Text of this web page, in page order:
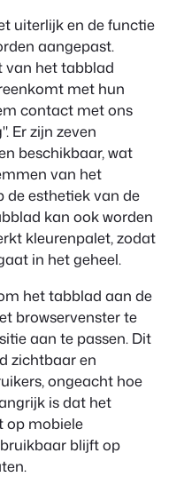
uiterlijk en de functie
aangepast.
van het tabblad
met hun
contact met ons
Er zijn zeven
beschikbaar, wat
van het
esthetiek van de
kan ook worden
kleurenpalet, zodat
in het geheel.
het tabblad aan de
browservenster te
aan te passen. Dit
zichtbaar en
ongeacht hoe
is dat het
op mobiele
blijft op